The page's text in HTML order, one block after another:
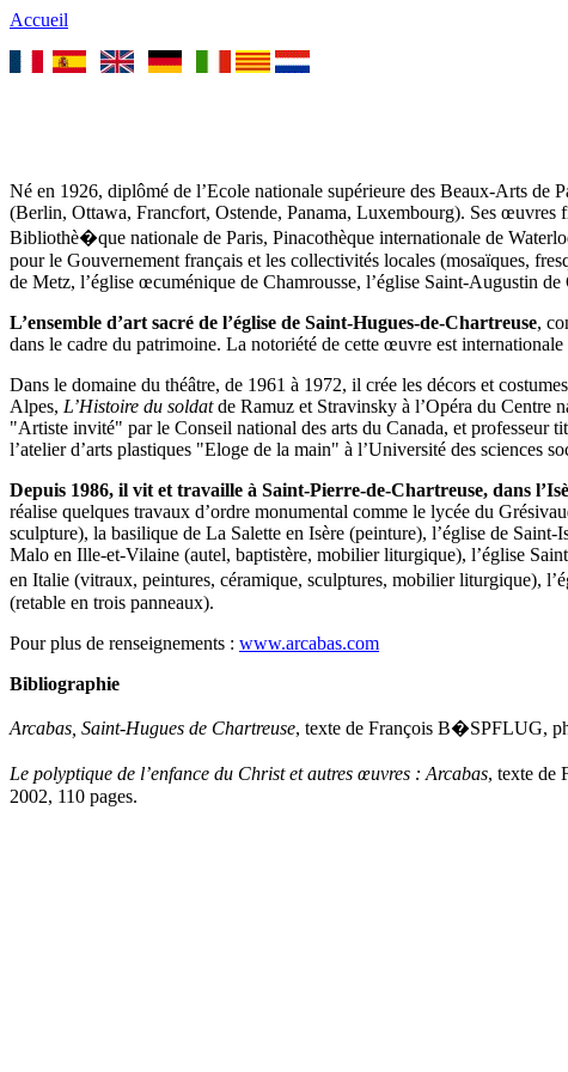
Accueil
Né en 1926, diplômé de l’Ecole nationale supérieure des Beaux-Arts de
(Berlin, Ottawa, Francfort, Ostende, Panama, Luxembourg). Ses œuvres
Bibliothè�que nationale de Paris, Pinacothèque internationale de
pour le Gouvernement français et les collectivités locales (mosaïques,
de Metz, l’église œcuménique de Chamrousse, l’église Saint-Augustin de
L’ensemble d’art sacré de l’église de Saint-Hugues-de-Chartreuse,
dans le cadre du patrimoine. La notoriété de cette œuvre est
Dans le domaine du théâtre, de 1961 à 1972, il crée les décors et
Alpes, L’Histoire du soldatde Ramuz et Stravinsky à l’Opéra du Centre
"Artiste invité" par le Conseil national des arts du Canada, et
l’atelier d’arts plastiques "Eloge de la main" à l’Université des sciences
Depuis 1986, il vit et travaille à Saint-Pierre-de-Chartreuse, dans
réalise quelques travaux d’ordre monumental comme le lycée du
sculpture), la basilique de La Salette en Isère (peinture), l’église de
Malo en Ille-et-Vilaine (autel, baptistère, mobilier liturgique), l’église
en Italie (vitraux, peintures, céramique, sculptures, mobilier liturgique),
(retable en trois panneaux).
Pour plus de renseignements : www.arcabas.com
Bibliographie
Arcabas, Saint-Hugues de Chartreuse, texte de François B�SPFLUG,
Le polyptique de l’enfance du Christ et autres œuvres : Arcabas, texte de
2002, 110 pages.